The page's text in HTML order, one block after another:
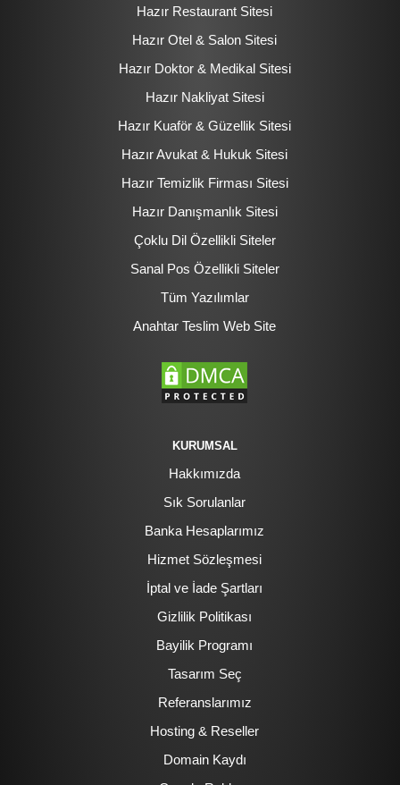
Hazır Restaurant Sitesi
Hazır Otel & Salon Sitesi
Hazır Doktor & Medikal Sitesi
Hazır Nakliyat Sitesi
Hazır Kuaför & Güzellik Sitesi
Hazır Avukat & Hukuk Sitesi
Hazır Temizlik Firması Sitesi
Hazır Danışmanlık Sitesi
Çoklu Dil Özellikli Siteler
Sanal Pos Özellikli Siteler
Tüm Yazılımlar
Anahtar Teslim Web Site
KURUMSAL
Hakkımızda
Sık Sorulanlar
Banka Hesaplarımız
Hizmet Sözleşmesi
İptal ve İade Şartları
Gizlilik Politikası
Bayilik Programı
Tasarım Seç
Referanslarımız
Hosting & Reseller
Domain Kaydı